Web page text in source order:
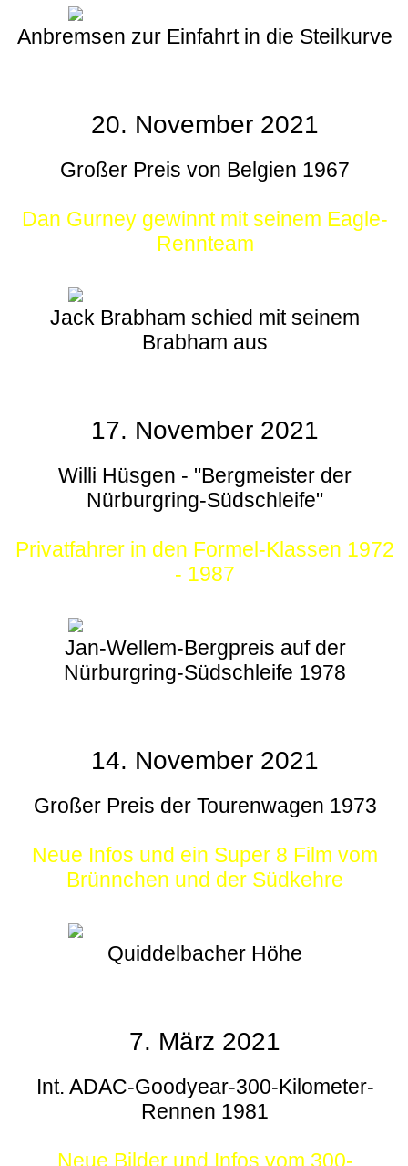
Anbremsen zur Einfahrt in die Steilkurve
20. November 2021
Großer Preis von Belgien 1967
Dan Gurney gewinnt mit seinem Eagle-
Rennteam
Jack Brabham schied mit seinem
Brabham aus
17. November 2021
Willi Hüsgen - "Bergmeister der
Nürburgring-Südschleife"
Privatfahrer in den Formel-Klassen 1972
- 1987
Jan-Wellem-Bergpreis auf der
Nürburgring-Südschleife 1978
14. November 2021
Großer Preis der Tourenwagen 1973
Neue Infos und ein Super 8 Film vom
Brünnchen und der Südkehre
Quiddelbacher Höhe
7. März 2021
Int. ADAC-Goodyear-300-Kilometer-
Rennen 1981
Neue Bilder und Infos vom 300-